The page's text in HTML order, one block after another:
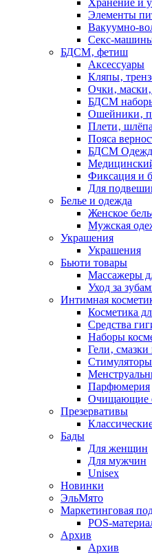
Хранение и
Элементы
Вакуумно-
Секс-
БДСМ‚ фетиш
Аксессуары
Кляпы‚
Очки‚
БДСМ
Ошейники‚
Плети‚
Пояса
БДСМ
Фиксация и
Для
Белье и одежда
Женское
Мужская
Украшения
Украшения
Бьюти товары
Массажеры
Уход за
Интимная
Косметика
Средства
Наборы
Гели‚
Стимуляторы
Парфюмерия
Очищающие
Презервативы
Бады
Для женщин
Для мужчин
Unisex
Новинки
ЭльМято
Маркетинговая
POS-
Архив
Архив